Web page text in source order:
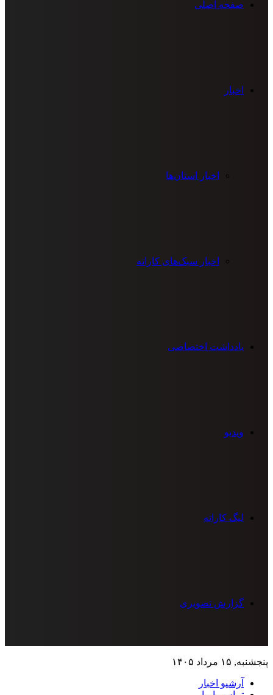
صفحه اصلی
اخبار
اخبار استان‌ها
اخبار سبک‌های کاراته
یادداشت اختصاصی
ویدیو
لیگ کاراته
گزارش تصویری
پنجشنبه, ۱۵ مرداد ۱۴۰۵
آرشیو اخبار